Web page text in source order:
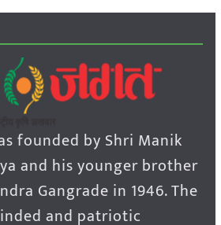
founded by Shri Manik
and his younger brother
Gangrade in 1946. The
and patriotic